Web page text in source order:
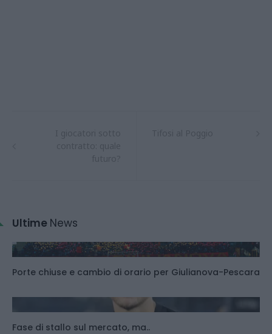
Ultime News
Porte chiuse e cambio di orario per Giulianova-Pescara
Fase di stallo sul mercato, ma..